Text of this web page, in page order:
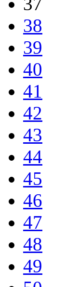
38
39
40
41
42
43
44
45
46
47
48
49